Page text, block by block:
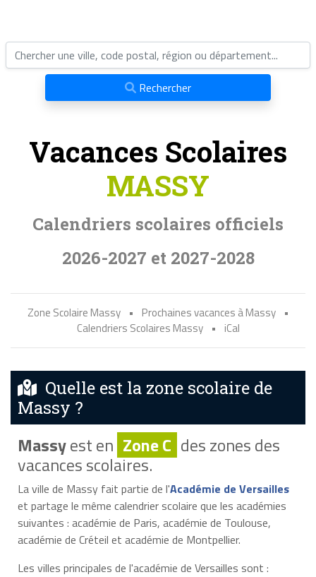
Rechercher
Vacances Scolaires
MASSY
Calendriers scolaires officiels
2026-2027 et 2027-2028
Zone Scolaire Massy • Prochaines vacances à Massy •
Calendriers Scolaires Massy • iCal
Quelle est la zone scolaire de
Massy ?
Massyest en Zone C des zones des
vacances scolaires.
La ville de Massy fait partie de l'Académie de Versailles
et partage le même calendrier scolaire que les académies
suivantes : académie de Paris, académie de Toulouse,
académie de Créteil et académie de Montpellier.
Les villes principales de l'académie de Versailles sont :